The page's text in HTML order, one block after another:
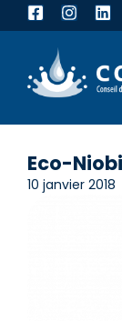
Eco-
10 janvier 2018